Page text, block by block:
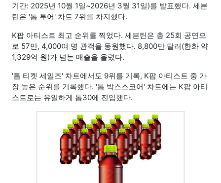
기간: 2025년 10월 1일~2026년 3월 31일)를 발표했다. 세븐
틴은 '톱 투어' 차트 7위를 차지했다.
K팝 아티스트 최고 순위를 찍었다. 세븐틴은 총 25회 공연으
로 57만, 4,000여 명 관객을 동원했다. 8,800만 달러(한화 약
1,329억 원)가 넘는 매출을 올렸다.
'톱 티켓 세일즈' 차트에서도 9위를 기록, K팝 아티스트 중 가
장 높은 순위를 기록했다. '톱 박스스코어' 차트에는 K팝 아티
스트로는 유일하게 톱30에 진입했다.